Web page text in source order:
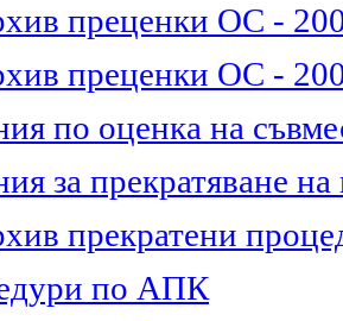
преценки ОС -
преценки ОС -
по оценка на
за прекратяване
прекратени
по АПК